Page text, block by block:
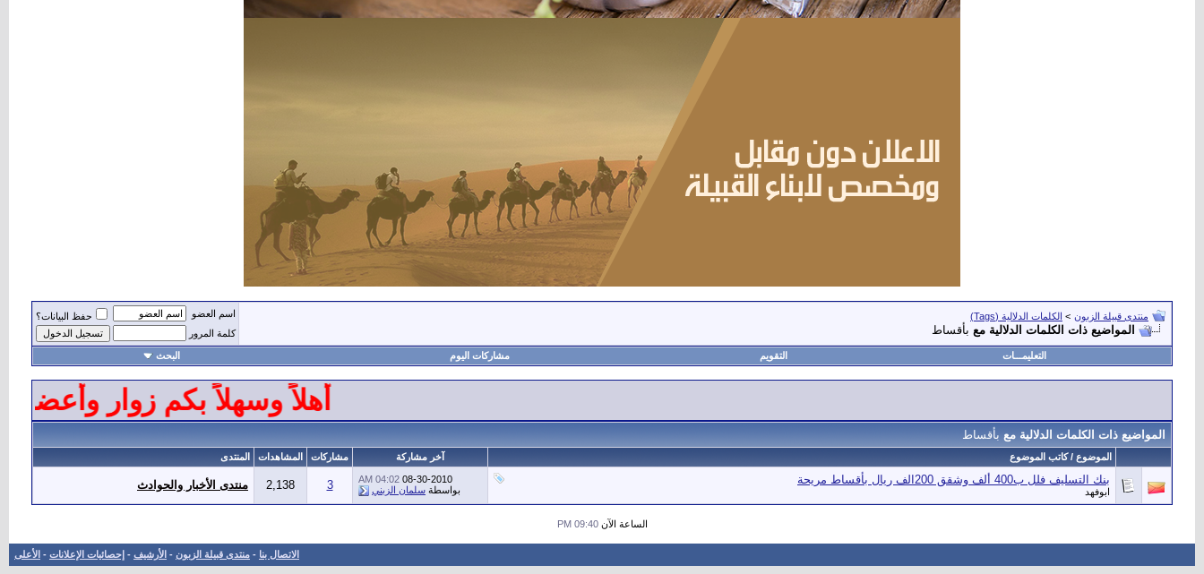
منتدى قبيلة الزبون > الكلمات الدلالية (Tags)
المواضيع ذات الكلمات الدلالية مع بأقساط
اسم العضو
حفظ البيانات؟
كلمة المرور
التعليمـــات التقويم مشاركات اليوم البحث
أهلاً وسهلاً بكم زوار
المواضيع ذات الكلمات الدلالية مع بأقساط
الموضوع / كاتب الموضوع آخر مشاركة مشاركات المشاهدات المنتدى
بنك التسليف فلل ب400 ألف وشقق 200الف ريال بأقساط مريحة
ابوفهد
08-30-2010
04:02 AM
بواسطة سلمان الزبني 3
2,138 منتدى الأخبار والحوادث
الساعة الآن09:40 PM
الاتصال بنا - منتدى قبيلة الزبون - الأرشيف - إحصائيات الإعلانات - الأعلى